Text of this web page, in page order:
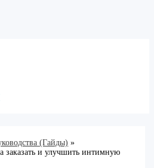
(Гайды)
заказать и улучшить интимную